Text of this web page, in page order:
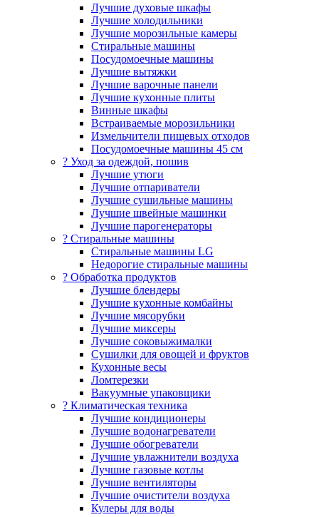
Лучшие духовые шкафы
Лучшие холодильники
Лучшие морозильные камеры
Стиральные машины
Посудомоечные машины
Лучшие вытяжки
Лучшие варочные панели
Лучшие кухонные плиты
Винные шкафы
Встраиваемые морозильники
Измельчители пищевых отходов
Посудомоечные машины 45 см
? Уход за одеждой, пошив
Лучшие утюги
Лучшие отпариватели
Лучшие сушильные машины
Лучшие швейные машинки
Лучшие парогенераторы
? Стиральные машины
Стиральные машины LG
Недорогие стиральные машины
? Обработка продуктов
Лучшие блендеры
Лучшие кухонные комбайны
Лучшие мясорубки
Лучшие миксеры
Лучшие соковыжималки
Сушилки для овощей и фруктов
Кухонные весы
Ломтерезки
Вакуумные упаковщики
?️ Климатическая техника
Лучшие кондиционеры
Лучшие водонагреватели
Лучшие обогреватели
Лучшие увлажнители воздуха
Лучшие газовые котлы
Лучшие вентиляторы
Лучшие очистители воздуха
Кулеры для воды